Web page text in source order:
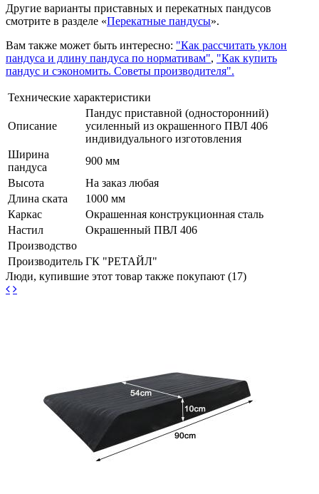
Другие варианты приставных и перекатных пандусов
смотрите в разделе «Перекатные пандусы».
Вам также может быть интересно: "Как рассчитать уклон
пандуса и длину пандуса по нормативам", "Как купить
пандус и сэкономить. Советы производителя".
Технические характеристики
Описание
Пандус приставной (односторонний)
усиленный из окрашенного ПВЛ 406
индивидуального изготовления
Ширина
пандуса
900 мм
Высота
На заказ любая
Длина ската
1000 мм
Каркас
Окрашенная конструкционная сталь
Настил
Окрашенный ПВЛ 406
Производство
Производитель ГК "РЕТАЙЛ"
Люди, купившие этот товар также покупают (17)